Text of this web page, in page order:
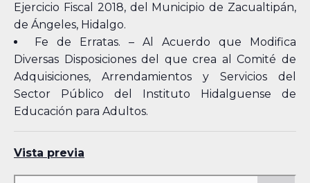
Ejercicio Fiscal 2018, del Municipio de Zacualtipán,
de Ángeles, Hidalgo.
Fe de Erratas. – Al Acuerdo que Modifica
Diversas Disposiciones del que crea al Comité de
Adquisiciones, Arrendamientos y Servicios del
Sector Público del Instituto Hidalguense de
Educación para Adultos.
Vista previa
Skip